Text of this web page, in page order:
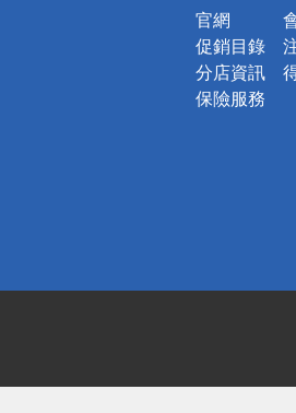
官網
促銷目錄
分店資訊
保險服務